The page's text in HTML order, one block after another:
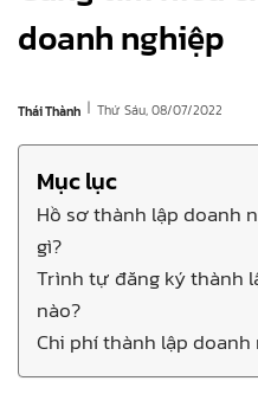
doanh nghiệp
Thái Thành | Thứ Sáu, 08/07/2022
Mục lục
Hồ sơ thành lập doanh
gì?
Trình tự đăng ký thành
nào?
Chi phí thành lập